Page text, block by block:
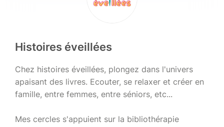
Histoires éveillées
Chez histoires éveillées, plongez dans l'univers
apaisant des livres. Ecouter, se relaxer et créer en
famille, entre femmes, entre séniors, etc...
Mes cercles s'appuient sur la bibliothérapie